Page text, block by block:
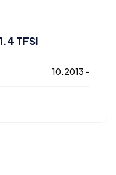
TFSI
10.2013 -